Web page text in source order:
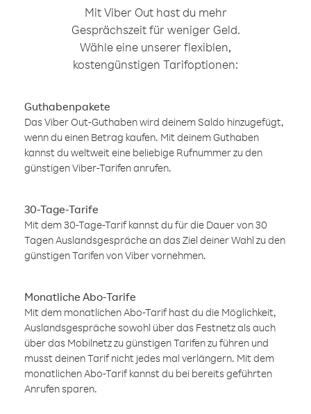
Mit Viber Out hast du mehr
Gesprächszeit für weniger Geld.
Wähle eine unserer flexiblen,
kostengünstigen Tarifoptionen:
Guthabenpakete
Das Viber Out-Guthaben wird deinem Saldo hinzugefügt,
wenn du einen Betrag kaufen. Mit deinem Guthaben
kannst du weltweit eine beliebige Rufnummer zu den
günstigen Viber-Tarifen anrufen.
30-Tage-Tarife
Mit dem 30-Tage-Tarif kannst du für die Dauer von 30
Tagen Auslandsgespräche an das Ziel deiner Wahl zu den
günstigen Tarifen von Viber vornehmen.
Monatliche Abo-Tarife
Mit dem monatlichen Abo-Tarif hast du die Möglichkeit,
Auslandsgespräche sowohl über das Festnetz als auch
über das Mobilnetz zu günstigen Tarifen zu führen und
musst deinen Tarif nicht jedes mal verlängern. Mit dem
monatlichen Abo-Tarif kannst du bei bereits geführten
Anrufen sparen.